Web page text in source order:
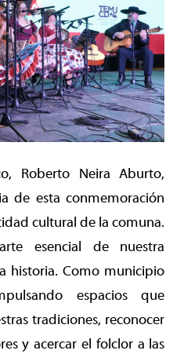
Roberto Neira Aburto,
de esta conmemoración
cultural de la comuna.
esencial de nuestra
historia. Como municipio
espacios que
tradiciones, reconocer
y acercar el folclor a las